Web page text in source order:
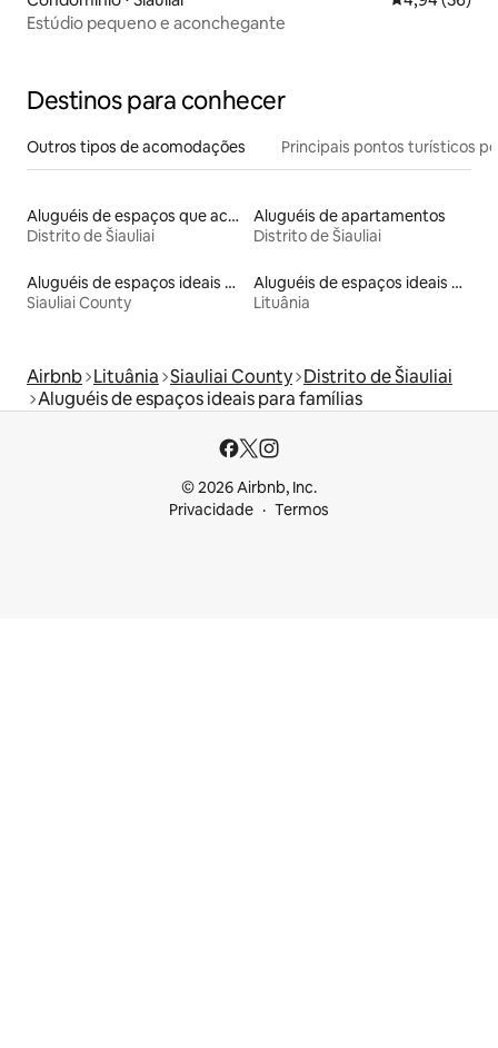
Estúdio pequeno e aconchegante
Destinos para conhecer
Outros tipos de acomodações Principais pontos turísticos
Aluguéis de espaços que aceitam animais de estimação
Distrito de Šiauliai
Aluguéis de apartamentos
Distrito de Šiauliai
Aluguéis de espaços ideais para famílias
Siauliai County
Aluguéis de espaços ideais para famílias
Lituânia
Airbnb Lituânia Siauliai County Distrito de Šiauliai
Aluguéis de espaços ideais para famílias
© 2026 Airbnb, Inc.
Privacidade
Termos